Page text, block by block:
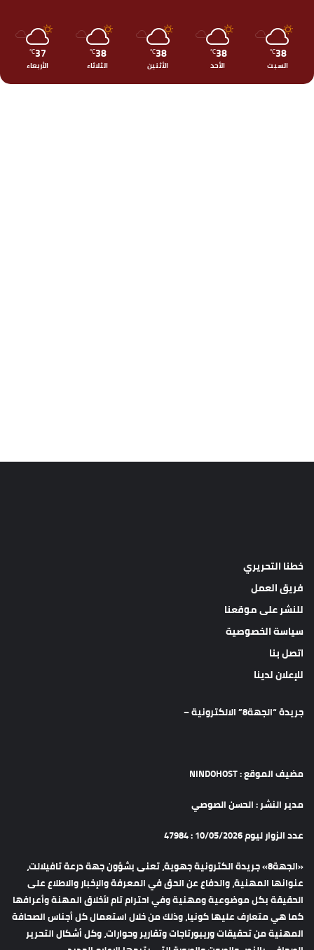
38
℃
السبت
38
℃
الأحد
38
℃
الأثنين
38
℃
الثلاثاء
37
℃
الأربعاء
خطنا التحريري
فريق العمل
للنشر على موقعنا
سياسة الخصوصية
اتصل بنا
للإعلان لدينا
جريدة “الجهة8” الالكترونية –
مضيف الموقع : NINDOHOST
مدير النشر : الحسن الصوصي
عدد الزوار ليوم 10/05/2026 : 47984
«الجهة8» جريدة الكترونية جهوية، تعنى بشؤون جهة درعة تافيلالت،
عنوانها المهنية، والدفاع عن الحق في المعرفة والإخبار والاطلاع على
الحقيقة بكل موضوعية ومهنية وفي احترام تام لأخلاق المهنة وأعرافها
كما هي متعارف عليها كونيا، وذلك من خلال استعمال كل أجناس الصحافة
المهنية من تحقيقات وريبورتاجات وتقارير وحوارات، وكل أشكال التحرير